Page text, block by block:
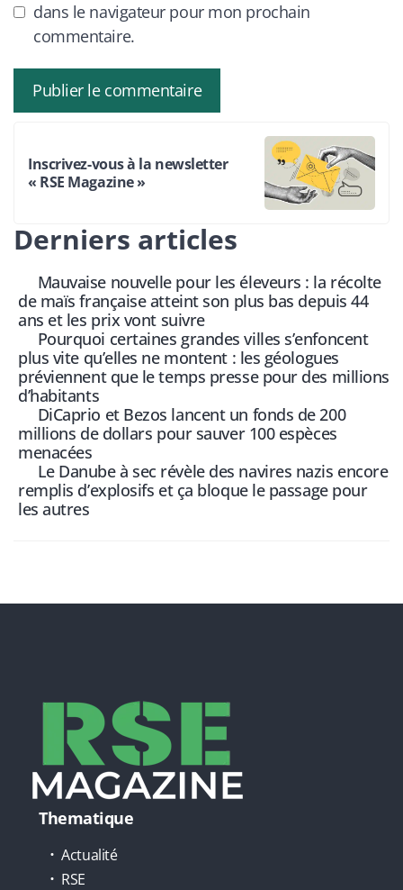
dans le navigateur pour mon prochain
commentaire.
Inscrivez-vous à la newsletter
« RSE Magazine »
Derniers articles
Mauvaise nouvelle pour les éleveurs : la récolte
de maïs française atteint son plus bas depuis 44
ans et les prix vont suivre
Pourquoi certaines grandes villes s’enfoncent
plus vite qu’elles ne montent : les géologues
préviennent que le temps presse pour des millions
d’habitants
DiCaprio et Bezos lancent un fonds de 200
millions de dollars pour sauver 100 espèces
menacées
Le Danube à sec révèle des navires nazis encore
remplis d’explosifs et ça bloque le passage pour
les autres
Thematique
Actualité
RSE